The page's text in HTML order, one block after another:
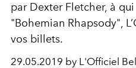
par Dexter Fletcher, à
"Bohemian Rhapsody",
vos billets.
29.05.2019 by L'Officiel